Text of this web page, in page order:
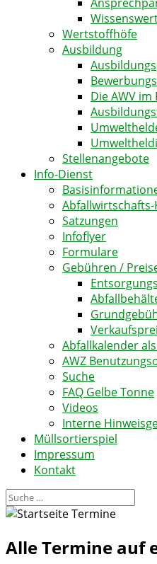
Wertstoffhöfe
Ausbildung
Die AWV
Stellenangebote
Info-Dienst
Satzungen
Infoflyer
Formulare
Gebühren /
Abfallkalender
AWZ
Suche
FAQ Gelbe Tonne
Videos
Interne
Müllsortierspiel
Impressum
Kontakt
AlleTermine auf